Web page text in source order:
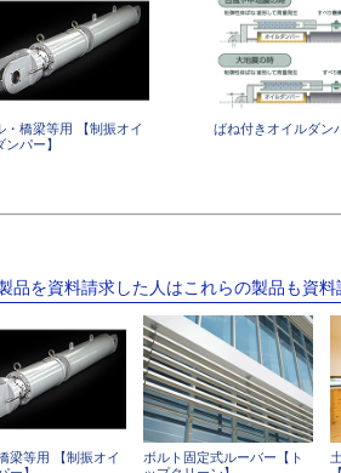
・橋梁等用 【制振オイ
ンパー】
ばね付きオイルダン
品を資料請求した人はこれらの製品も資料
梁等用 【制振オイ
ボルト固定式ルーバー【ト